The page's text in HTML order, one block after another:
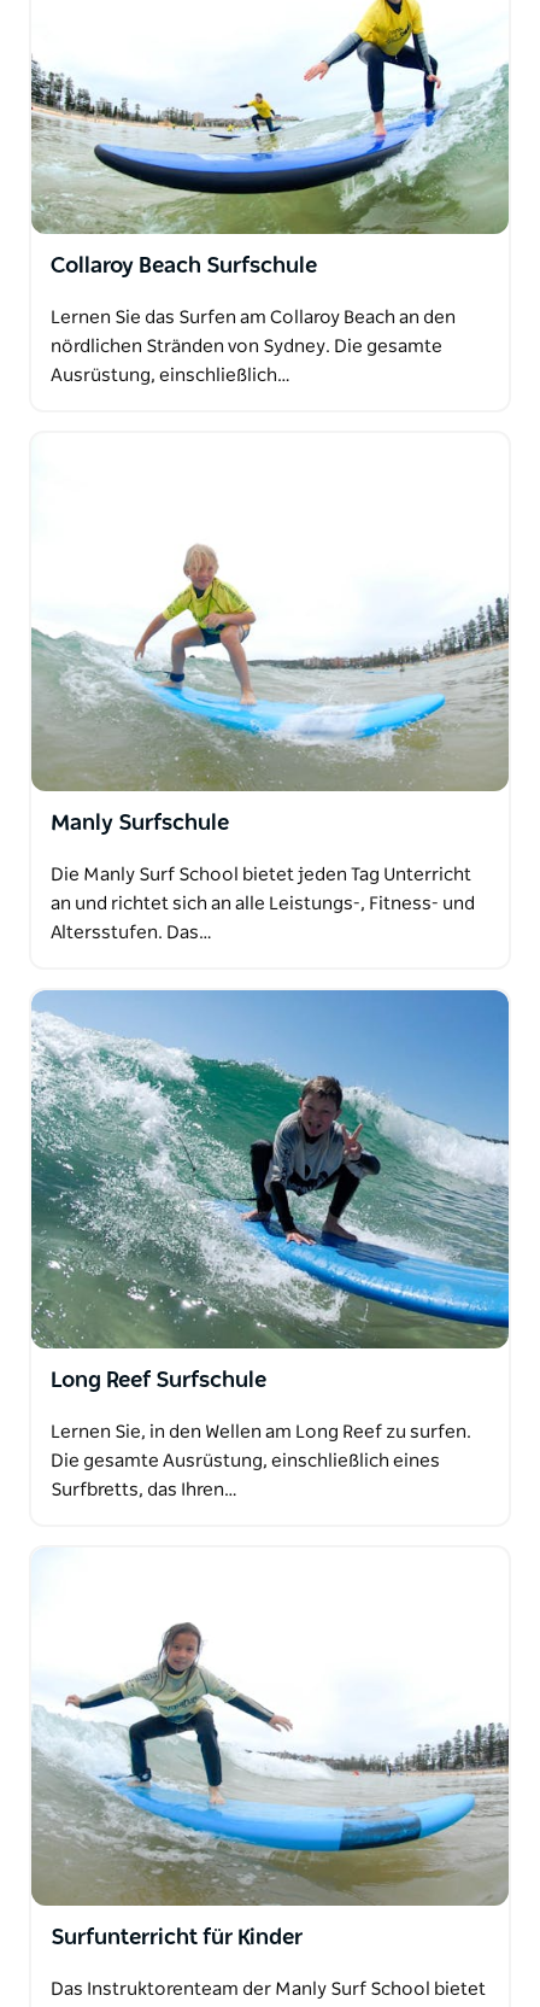
Collaroy Beach Surfschule
Lernen Sie das Surfen am Collaroy Beach an den
nördlichen Stränden von Sydney. Die gesamte
Ausrüstung, einschließlich…
Manly Surfschule
Die Manly Surf School bietet jeden Tag Unterricht
an und richtet sich an alle Leistungs-, Fitness- und
Altersstufen. Das…
Long Reef Surfschule
Lernen Sie, in den Wellen am Long Reef zu surfen.
Die gesamte Ausrüstung, einschließlich eines
Surfbretts, das Ihren…
Surfunterricht für Kinder
Das Instruktorenteam der Manly Surf School bietet